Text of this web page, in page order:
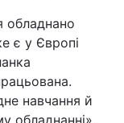
обладнано
є у Європі
навчання й
обладнанні»,